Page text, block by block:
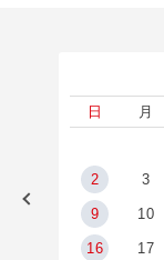
日 月
2 3
9 10
16 17